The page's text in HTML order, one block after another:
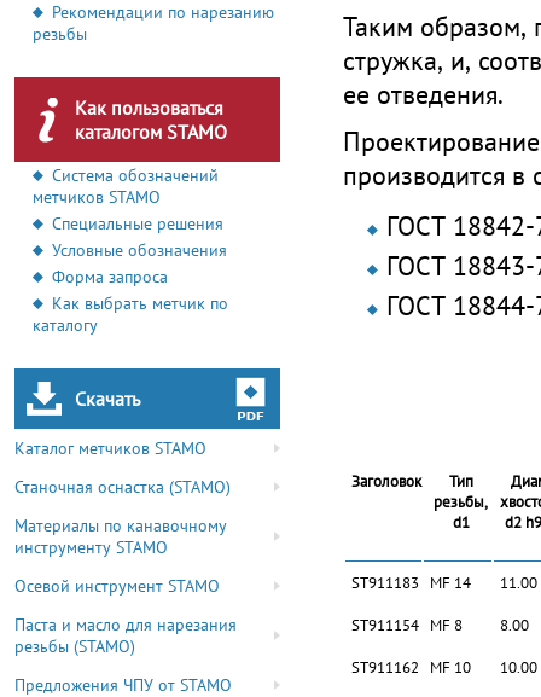
Рекомендации по нарезанию
резьбы
Как пользоваться
каталогом STAMO
Система обозначений
метчиков STAMO
Специальные решения
Условные обозначения
Форма запроса
Как выбрать метчик по
каталогу
Скачать
Каталог метчиков STAMO
Станочная оснастка (STAMO)
Материалы по канавочному
инструменту STAMO
Осевой инструмент STAMO
Паста и масло для нарезания
резьбы (STAMO)
Предложения ЧПУ от STAMO
Таким образом,
стружка, и,
ее отведения.
производится в
ГОСТ 18842-
ГОСТ 18843-
ГОСТ 18844-
Заголовок
Тип
резьбы,
d1
d2
ST911183 MF 14 11.00
ST911154 MF 8 8.00
ST911162 MF 10 10.00